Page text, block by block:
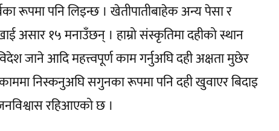
रूपमा पनि लिइन्छ । खेतीपातीबाहेक अन्य पेसा र
असार १५ मनाउँछन् । हाम्रो संस्कृतिमा दहीको स्थान
जाने आदि महत्त्वपूर्ण काम गर्नुअघि दही अक्षता मुछेर
निस्कनुअघि सगुनका रूपमा पनि दही खुवाएर बिदाइ
रहिआएको छ ।